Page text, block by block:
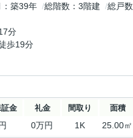
築39年 総階数 3階建 総戸数
分
歩19分
金 礼金 間取り 面積
0万円 1K 25.00㎡